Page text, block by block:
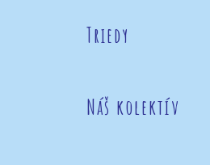
Triedy
Náš kolektív